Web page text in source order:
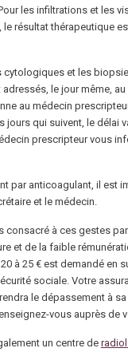
les infiltrations et les
résultat thérapeutique
cytologiques et les
le jour même,
au médecin
jours qui suivent, le délai
prescripteur vous
par anticoagulant, il est
et le médecin.
consacré à ces gestes
et de la faible
à 25 € est demandé en
sociale. Votre
le dépassement à
vous auprès de
un centre de